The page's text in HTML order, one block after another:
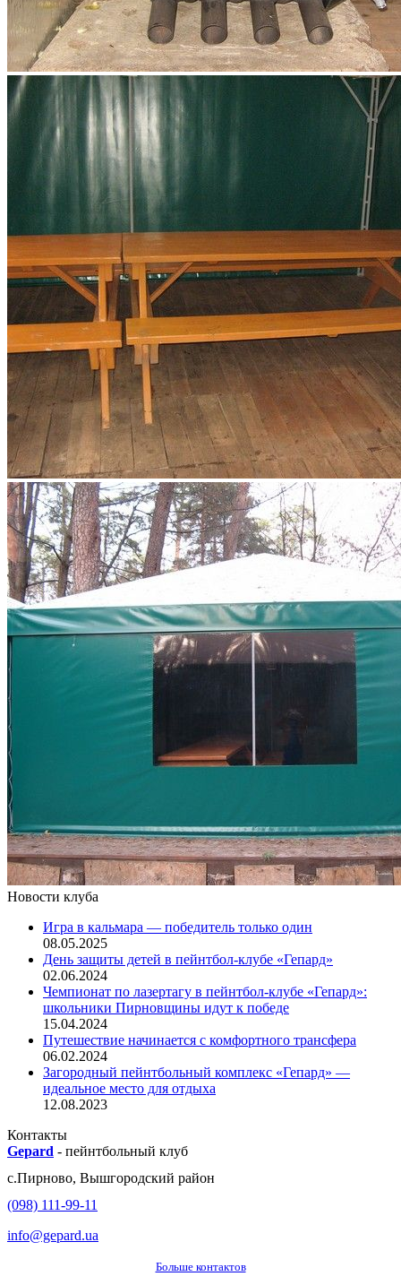
Новости клуба
Игра в кальмара — победитель только один
08.05.2025
День защиты детей в пейнтбол-клубе «Гепард»
02.06.2024
Чемпионат по лазертагу в пейнтбол-клубе «Гепард»:
школьники Пирновщины идут к победе
15.04.2024
Путешествие начинается с комфортного трансфера
06.02.2024
Загородный пейнтбольный комплекс «Гепард» —
идеальное место для отдыха
12.08.2023
Контакты
Gepard - пейнтбольный клуб
с.Пирново, Вышгородский район
(098) 111-99-11
info@gepard.ua
Больше контактов